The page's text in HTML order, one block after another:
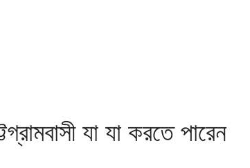
যা যা করতে পারেন